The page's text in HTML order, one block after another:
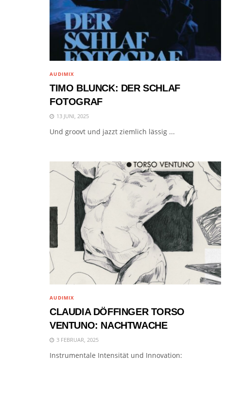
AUDIMIX
TIMO BLUNCK: DER SCHLAF
FOTOGRAF
13 JUNI, 2025
Und groovt und jazzt ziemlich lässig ...
AUDIMIX
CLAUDIA DÖFFINGER TORSO
VENTUNO: NACHTWACHE
3 FEBRUAR, 2025
Instrumentale Intensität und Innovation: